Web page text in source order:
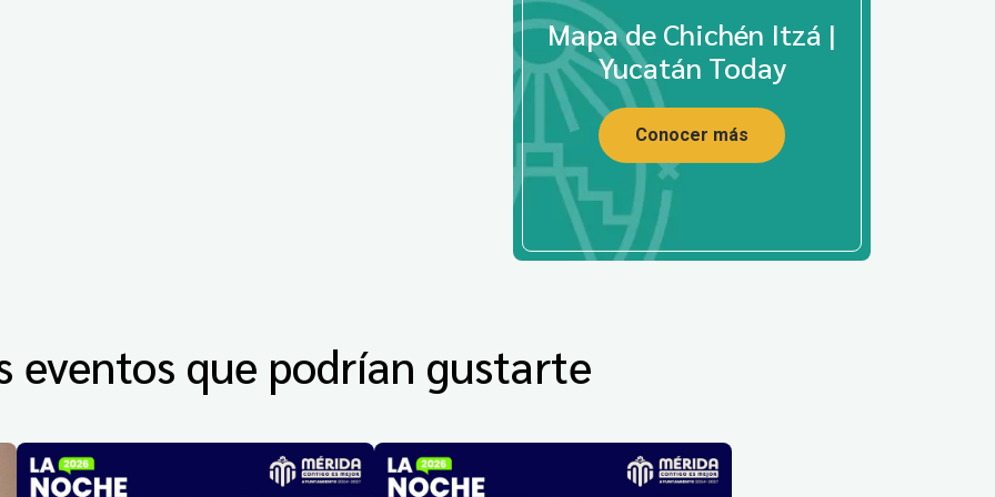
Mapa de Chichén Itzá |
Yucatán Today
Conocer más
eventos que podrían gustarte